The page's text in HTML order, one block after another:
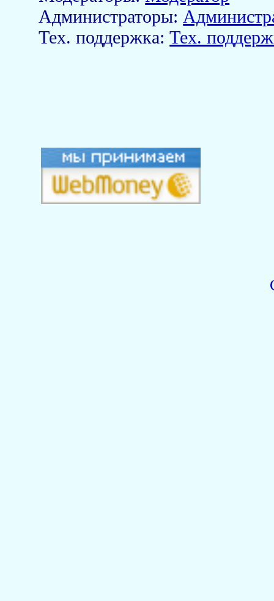
Aдминистраторы:
Тех. поддержка:Тех.